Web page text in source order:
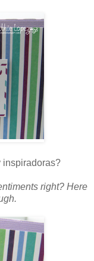
inspiradoras?
right? Here